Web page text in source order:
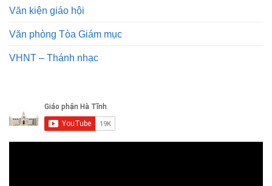
Văn kiện giáo hội
Văn phòng Tòa Giám mục
VHNT – Thánh nhạc